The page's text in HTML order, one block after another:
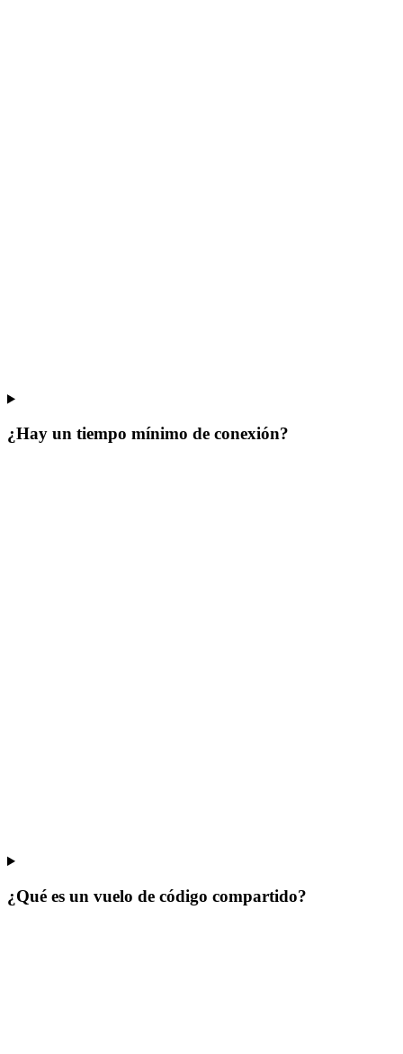
¿Hay un tiempo mínimo de conexión?
¿Qué es un vuelo de código compartido?